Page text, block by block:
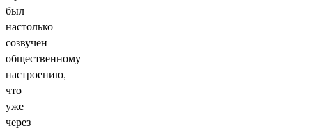
был
настолько
созвучен
общественному
настроению,
что
уже
через